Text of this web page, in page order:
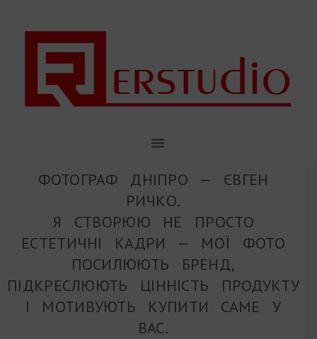
ФОТОГРАФ ДНІПРО — ЄВГЕН
РИЧКО.
Я СТВОРЮЮ НЕ ПРОСТО
ЕСТЕТИЧНІ КАДРИ — МОЇ ФОТО
ПОСИЛЮЮТЬ БРЕНД,
ПІДКРЕСЛЮЮТЬ ЦІННІСТЬ ПРОДУКТУ
І МОТИВУЮТЬ КУПИТИ САМЕ У
ВАС.